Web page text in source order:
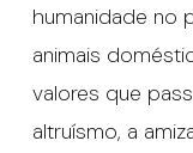
humanidade no
animais
valores que
altruísmo, a